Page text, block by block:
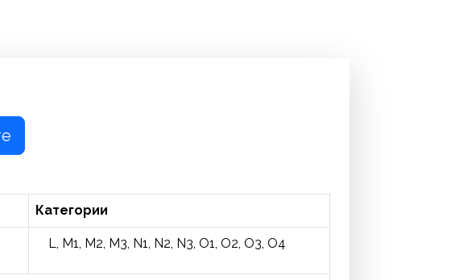
Категории
L, M1, M2, M3, N1, N2, N3, O1, O2, O3, O4